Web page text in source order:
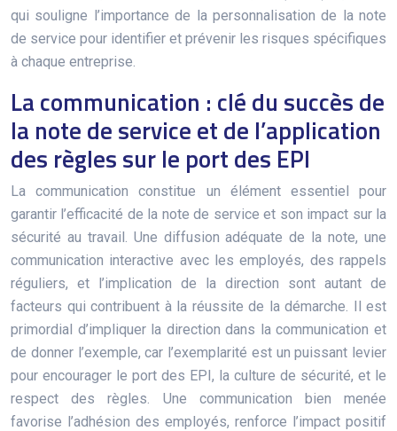
qui souligne l’importance de la personnalisation de la note
de service pour identifier et prévenir les risques spécifiques
à chaque entreprise.
La communication : clé du succès de
la note de service et de l’application
des règles sur le port des EPI
La communication constitue un élément essentiel pour
garantir l’efficacité de la note de service et son impact sur la
sécurité au travail. Une diffusion adéquate de la note, une
communication interactive avec les employés, des rappels
réguliers, et l’implication de la direction sont autant de
facteurs qui contribuent à la réussite de la démarche. Il est
primordial d’impliquer la direction dans la communication et
de donner l’exemple, car l’exemplarité est un puissant levier
pour encourager le port des EPI, la culture de sécurité, et le
respect des règles. Une communication bien menée
favorise l’adhésion des employés, renforce l’impact positif